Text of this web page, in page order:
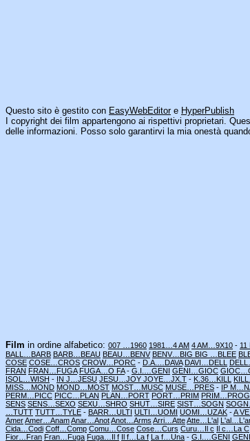
Questo sito è gestito con EasyWebEditore HyperPublish
I copyright dei film appartengono ai rispettivi proprietari.
delle informazioni. Posso solo garantirvi la mia onestà
Film in ordine alfabetico: 007 …1960 1981…4 AM 4 AM…9X10 -
BALL…BARB BARB…BEAU BEAU…BENV BENV…BIG BIG …BLEE
COSE COSE…CROS CROW…PORC - D.A.…DAVA DAVI…DELL
FRAN FRAN…FUGA FUGA…O FA- G.I.…GENI GENI…GIOC
ISOL…WISH - IN J…JESU JESU…JOY JOYE…JX.T - K.36…KILL
MISS…MOND MOND…MOST MOST…MUSC MUSE…PRES - IP
PERM…PICC PICC…PLAN PLAN…PORT PORT…PRIM PRIM…PROG
SENS SENS…SEXO SEXU…SHRO SHUT…SIRE SIST…SOGN
…TUTT TUTT…TYLE - BARR…ULTI ULTI…UOMI UOMI…UZAK -A
AmerAmer…AnamAnar…AnotAnot…Arms Arri…AtteAtte…L'al
Cida…Codi Coff…Comp Comu…Cose Cose…Curs Curu…Il c Il c…La C
Fior…Fran Fran…Fuga Fuga…Il f Il f…La f La f…Una - G.I.…GENI